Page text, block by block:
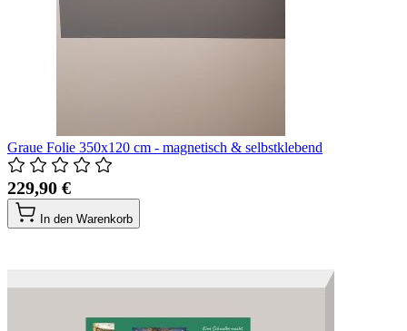
Graue Folie 350x120 cm - magnetisch & selbstklebend
229,90 €
In den Warenkorb